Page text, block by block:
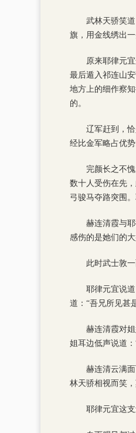
武林天骄笑
旗，用金线绣出
原来耶律元
最后遁入祁连山
地方上的细作察
的。
辽军赶到，
经比金军略占优势
完颜长之不
数十人受伤在先
弓骏马夺路突围
赫连清霞与
感伤的是她们的
此时武士敦
耶律元宜说
道：“吾兄所见甚
赫连清霞对
姐耳边低声说道
赫连清云满
林天骄相视而笑，
耶律元宜这